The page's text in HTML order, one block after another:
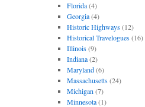
Florida(4)
Georgia(4)
Historic Highways(12)
Historical Travelogues(16)
Illinois(9)
Indiana(2)
Maryland(6)
Massachusetts(24)
Michigan (7)
Minnesota(1)